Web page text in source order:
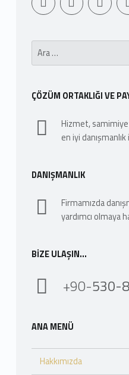
Arama:
ÇÖZÜM ORTAKLIĞI VE
Hizmet,
en iyi danışmanlık
DANIŞMANLIK
Firmamızda
yardımcı olmaya
BIZE ULAŞIN…
+90-530-
ANA MENÜ
Hakkımızda